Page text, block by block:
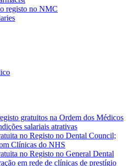
registo no NMC
gratuitos na Ordem dos Médicos
salariais atrativas
no Registo no Dental Council;
Clínicas do NHS
no Registo no General Dental
em rede de clínicas de prestígio